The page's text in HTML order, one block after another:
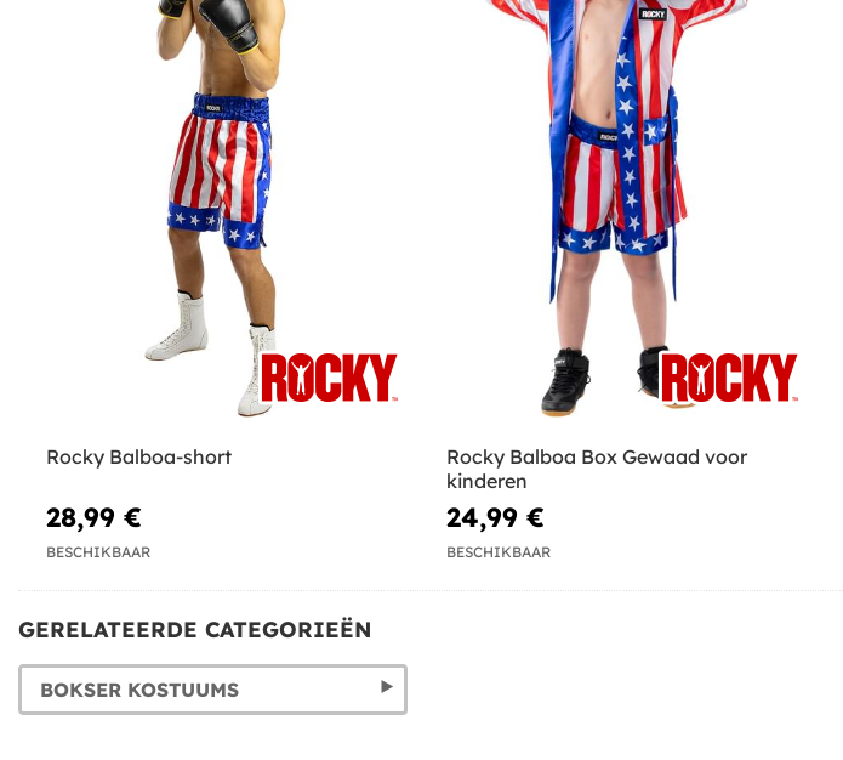
Rocky Balboa-short
28,99 €
BESCHIKBAAR
Rocky Balboa Box Gewaad voor
kinderen
24,99 €
BESCHIKBAAR
GERELATEERDE CATEGORIEËN
BOKSER KOSTUUMS